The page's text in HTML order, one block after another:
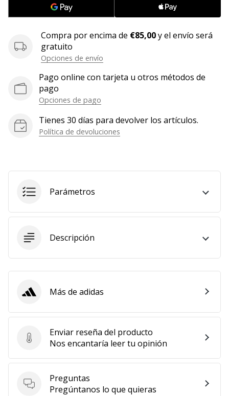
artículos
Compra por encima de €85,00y el envío será
gratuito
Opciones de envío
Pago online con tarjeta u otros métodos de
pago
Opciones de pago
Tienes 30 días para devolver los artículos.
Política de devoluciones
Parámetros
Descripción
Enviar reseña del producto
Enviar reseña del producto
Nos encantaría leer tu opinión
Preguntas
Preguntas
Pregúntanos lo que quieras
adidasMás de adidas